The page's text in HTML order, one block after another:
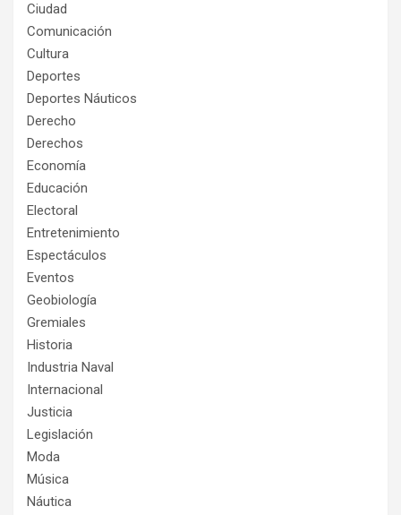
Ciudad
Comunicación
Cultura
Deportes
Deportes Náuticos
Derecho
Derechos
Economía
Educación
Electoral
Entretenimiento
Espectáculos
Eventos
Geobiología
Gremiales
Historia
Industria Naval
Internacional
Justicia
Legislación
Moda
Música
Náutica